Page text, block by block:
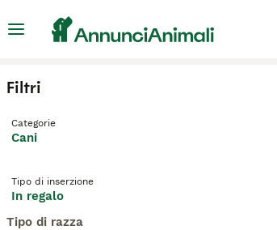
Filtri
Categorie
Cani
Tipo di inserzione
In regalo
Tipo di razza